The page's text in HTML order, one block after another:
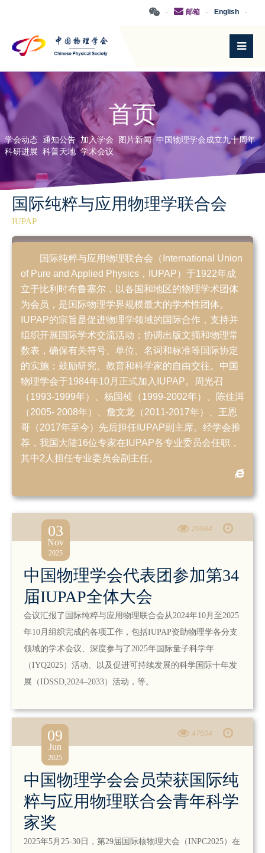
·
English
·
邮箱
·
首页
学会动态 通知公告 加入学会 图片新闻 中国物理学会成立九十周年
科研进展 科普天地 学术会议
国际纯粹与应用物理学联合会
IUPAP
国际纯粹与应用物理联合会（International Union
of Pure and Applied Physics，IUPAP）于1922年成
立于比利时布鲁塞尔，以各国和地区的物理学术团体
为会员，是国际物理学界规模最大的学术性团体。
IUPAP的宗旨是促进物理学领域的国际合作，支持并
组织开展国际学术交流活动；协调出版文摘和物理常
数表，确保有关符号、单位、名词和标准等国际协定
的实施；鼓励研究、教育和科学家的自由交往。中国
物理学会于1984年10月正式加入IUPAP。周光召
（1993-1999年）、杨国桢（1999-2002年）、陈佳洱
（2005- 2008年）、詹文龙（2011-2017年）、王恩
哥（2017年至今）先后担任IUPAP副主席。经学会推
荐，我国大陆16位专家在IUPAP各专业委员会任职，
其中2人担任专业委员会副主任。
29684
中国物理学会代表团参加第34
届IUPAP全体大会
会议汇报了国际纯粹与应用物理联合会从2024年10月至2025
年10月组织完成的各项工作，包括IUPAP资助物理学各分支
领域的学术会议、深度参与了2025年国际量子科学年
（IYQ2025）活动、以及促进可持续发展的科学国际十年发
展（IDSSD,2024–2033）活动，等。
03
Nov
2025
47504
中国物理学会会员荣获国际纯
粹与应用物理联合会青年科学
家奖
2025年5月25-30日，第29届国际核物理大会（INPC2025）在
09
Jun
2025